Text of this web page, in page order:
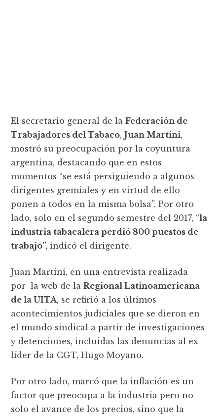
El secretario general de laFederación de
Trabajadores del Tabaco,Juan Martini,
mostró su preocupación por la coyuntura
argentina, destacando que en estos
momentos “se está persiguiendo a algunos
dirigentes gremiales y en virtud de ello
ponen a todos en la misma bolsa”. Por otro
lado, solo en el segundo semestre del 2017, “la
industria tabacalera perdió 800 puestos de
trabajo”, indicó el dirigente.
Juan Martini, en una entrevista realizada
por la web de laRegional Latinoamericana
de la UITA, se refirió a los últimos
acontecimientos judiciales que se dieron en
el mundo sindical a partir de investigaciones
y detenciones, incluidas las denuncias al ex
líder de la CGT, Hugo Moyano.
Por otro lado, marcó que la inflación es un
factor que preocupa a la industria pero no
solo el avance de los precios, sino que la